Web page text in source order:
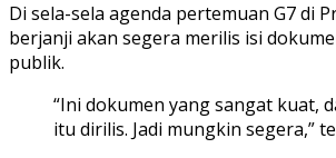
Di sela-sela agenda pertemuan G7 di
berjanji akan segera merilis isi
publik.
“Ini dokumen yang sangat kuat,
itu dirilis. Jadi mungkin segera,”